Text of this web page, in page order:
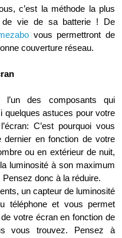
c’est la méthode la plus
de vie de sa batterie ! De
vous permettront de
couverture réseau.
l’un des composants qui
quelques astuces pour votre
C’est pourquoi vous
en fonction de votre
ou en extérieur de nuit,
luminosité à son maximum
donc à la réduire.
un capteur de luminosité
téléphone et vous permet
votre écran en fonction de
vous trouvez. Pensez à